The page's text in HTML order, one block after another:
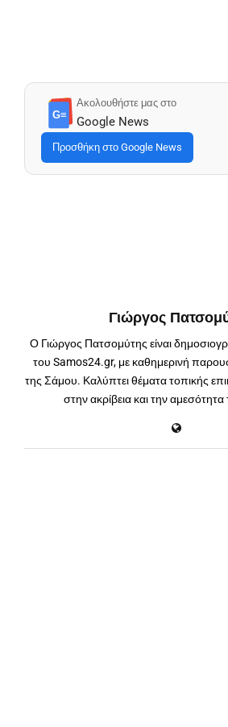
G≡
Ακολουθήστε μας στο
Google News
Προσθήκη στο Google News
Γιώργος
Ο Γιώργος Πατσομύτης είναι
του Samos24.gr, με καθημερινή
της Σάμου. Καλύπτει θέματα τοπικής
στην ακρίβεια και την